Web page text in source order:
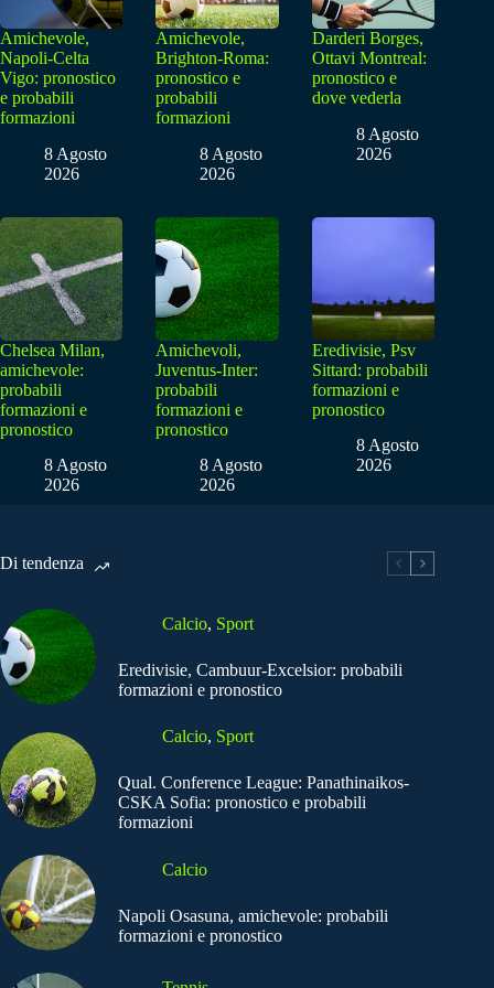
Amichevole,
Napoli-Celta
Vigo: pronostico
e probabili
formazioni
8 Agosto
2026
Amichevole,
Brighton-Roma:
pronostico e
probabili
formazioni
8 Agosto
2026
Darderi Borges,
Ottavi Montreal:
pronostico e
dove vederla
8 Agosto
2026
Chelsea Milan,
amichevole:
probabili
formazioni e
pronostico
8 Agosto
2026
Amichevoli,
Juventus-Inter:
probabili
formazioni e
pronostico
8 Agosto
2026
Eredivisie, Psv
Sittard: probabili
formazioni e
pronostico
8 Agosto
2026
Di tendenza
Calcio, Sport
Eredivisie, Cambuur-Excelsior: probabili
formazioni e pronostico
Calcio, Sport
Qual. Conference League: Panathinaikos-
CSKA Sofia: pronostico e probabili
formazioni
Calcio
Napoli Osasuna, amichevole: probabili
formazioni e pronostico